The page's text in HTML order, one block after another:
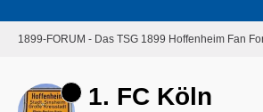
1899-FORUM - Das TSG 1899 Hoffenheim Fan
1. FC Köln